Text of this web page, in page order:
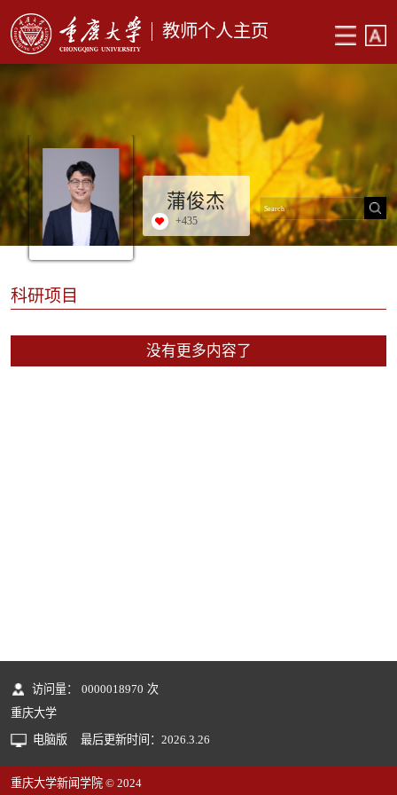
教师个人主页
蒲俊杰
+435
科研项目
没有更多内容了
访问量： 0000018970 次
重庆大学
电脑版
最后更新时间： 2026 3 26
重庆大学新闻学院 © 2024